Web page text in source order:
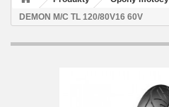
DEMON M/C TL 120/80V16 60V